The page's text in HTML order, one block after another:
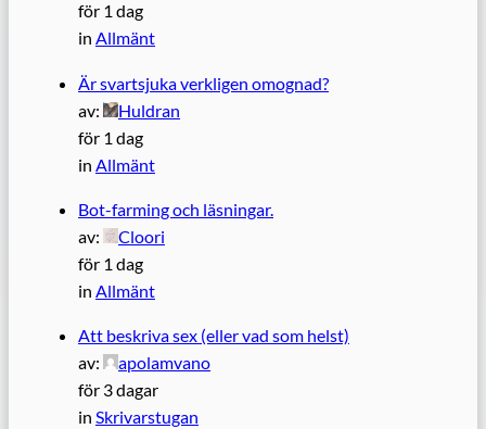
för 1 dag
in Allmänt
Är svartsjuka verkligen omognad?
av:
Huldran
för 1 dag
in Allmänt
Bot-farming och läsningar.
av:
Cloori
för 1 dag
in Allmänt
Att beskriva sex (eller vad som helst)
av:
apolamvano
för 3 dagar
in Skrivarstugan